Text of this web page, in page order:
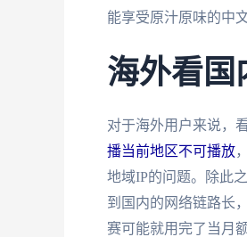
能享受原汁原味的中
海外看国
对于海外用户来说，
播当前地区不可播放
地域IP的问题。除此
到国内的网络链路长
赛可能就用完了当月